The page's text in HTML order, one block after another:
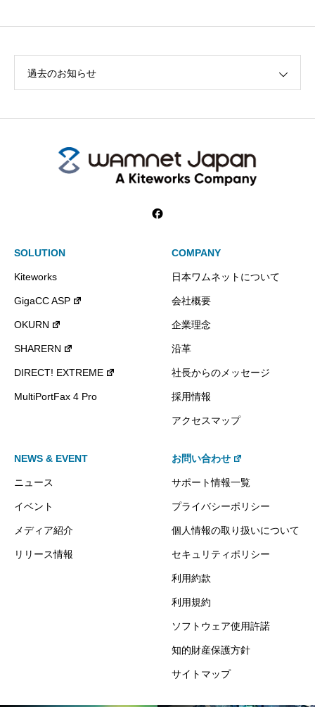
過去のお知らせ
SOLUTION
Kiteworks
GigaCC ASP
OKURN
SHARERN
DIRECT! EXTREME
MultiPortFax 4 Pro
COMPANY
日本ワムネットについて
会社概要
企業理念
沿革
社長からのメッセージ
採用情報
アクセスマップ
NEWS & EVENT
ニュース
イベント
メディア紹介
リリース情報
お問い合わせ
サポート情報一覧
プライバシーポリシー
個人情報の取り扱いについて
セキュリティポリシー
利用約款
利用規約
ソフトウェア使用許諾
知的財産保護方針
サイトマップ